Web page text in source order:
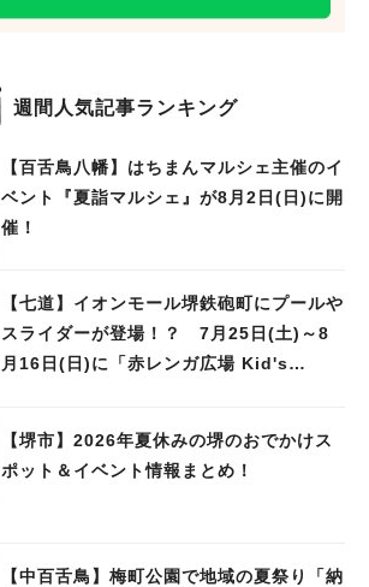
週間人気記事ランキング
【百舌鳥八幡】はちまんマルシェ主催のイ
ベント『夏詣マルシェ』が8月2日(日)に開
催！
【七道】イオンモール堺鉄砲町にプールや
スライダーが登場！？ 7月25日(土)～8
月16日(日)に「赤レンガ広場 Kid's
【堺市】2026年夏休みの堺のおでかけス
ポット＆イベント情報まとめ！
【中百舌鳥】梅町公園で地域の夏祭り「納
人気のキーワード